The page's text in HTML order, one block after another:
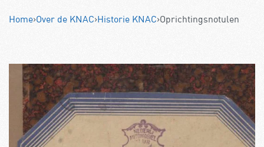
Home›Over de KNAC›Historie KNAC›Oprichtingsnotulen